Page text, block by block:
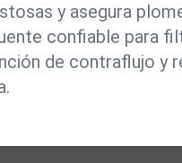
y asegura
confiable para
de contraflujo y